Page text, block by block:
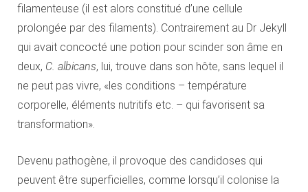
filamenteuse (il est alors constitué d’une cellule
prolongée par des filaments). Contrairement au Dr Jekyll
qui avait concocté une potion pour scinder son âme en
deux, C. albicans, lui, trouve dans son hôte, sans lequel il
ne peut pas vivre, «les conditions – température
corporelle, éléments nutritifs etc. – qui favorisent sa
transformation».
Devenu pathogène, il provoque des candidoses qui
peuvent être superficielles, comme lorsqu’il colonise la